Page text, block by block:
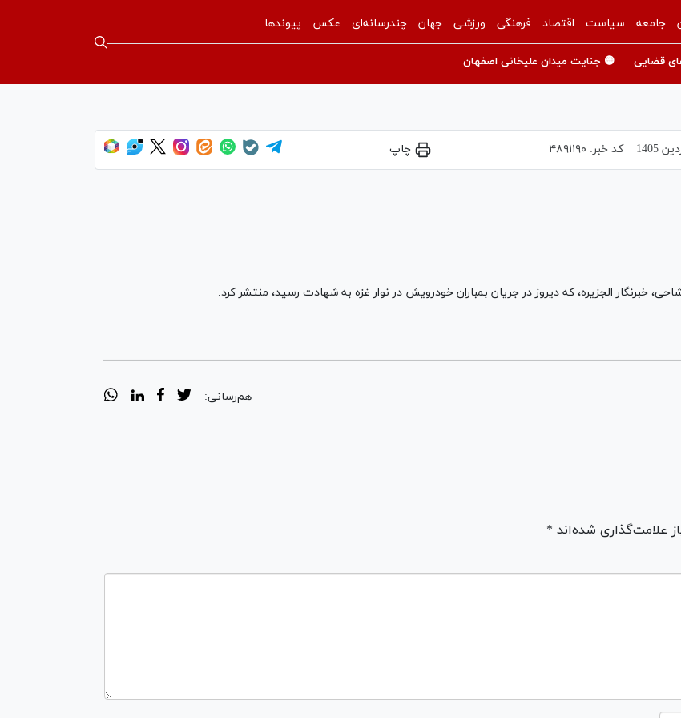
جامعه سیاست اقتصاد فرهنگی ورزشی جهان چندرسانه‌ای عکس پیوندها
قضایی 🟡 جنایت میدان علیخانی اصفهان
کد خبر: ۴۸۹۱۱۹۰ چاپ
الجزیره، که دیروز در جریان بمباران خودرویش در نوار غزه به شهادت رسید، منتشر کرد.
هم‌رسانی:
علامت‌گذاری شده‌اند *